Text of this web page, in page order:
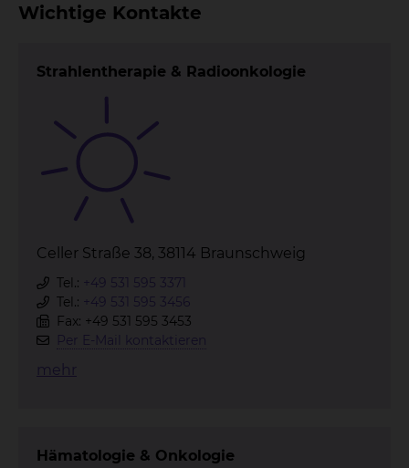
Wichtige Kontakte
Strahlentherapie & Radioonkologie
Celler Straße 38, 38114 Braunschweig
Tel.: +49 531 595 3371
Tel.: +49 531 595 3456
Fax: +49 531 595 3453
Per E-Mail kontaktieren
mehr
Hämatologie & Onkologie